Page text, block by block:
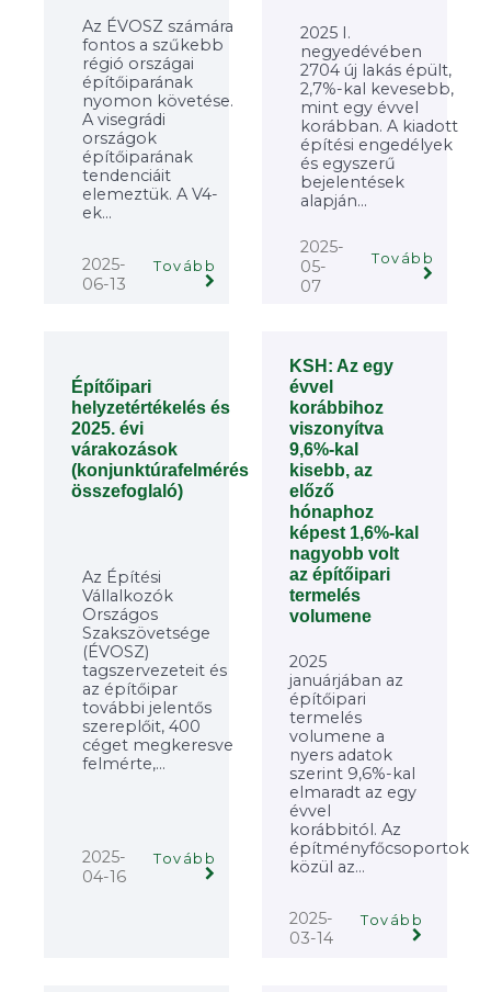
Az ÉVOSZ számára
fontos a szűkebb
régió országai
építőiparának
nyomon követése.
A visegrádi
országok
építőiparának
tendenciáit
elemeztük. A V4-
ek...
2025-
06-13
Tovább
2025 I.
negyedévében
2704 új lakás épült,
2,7%-kal kevesebb,
mint egy évvel
korábban. A kiadott
építési engedélyek
és egyszerű
bejelentések
alapján...
2025-
05-
07
Tovább
Építőipari
helyzetértékelés és
2025. évi
várakozások
(konjunktúrafelmérés
összefoglaló)
Az Építési
Vállalkozók
Országos
Szakszövetsége
(ÉVOSZ)
tagszervezeteit és
az építőipar
további jelentős
szereplőit, 400
céget megkeresve
felmérte,...
2025-
04-16
Tovább
KSH: Az egy
évvel
korábbihoz
viszonyítva
9,6%-kal
kisebb, az
előző
hónaphoz
képest 1,6%-kal
nagyobb volt
az építőipari
termelés
volumene
2025
januárjában az
építőipari
termelés
volumene a
nyers adatok
szerint 9,6%-kal
elmaradt az egy
évvel
korábbitól. Az
építményfőcsoportok
közül az...
2025-
03-14
Tovább